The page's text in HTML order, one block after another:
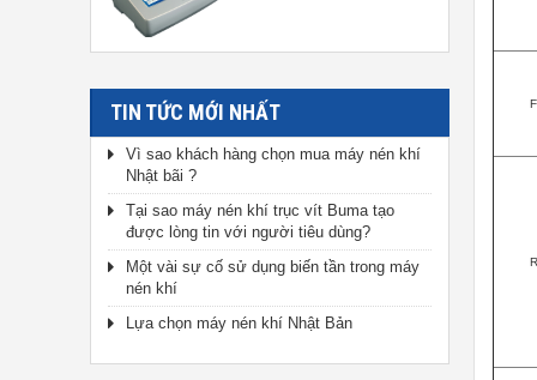
TIN TỨC MỚI NHẤT
Vì sao khách hàng chọn mua máy nén khí
Nhật bãi ?
Tại sao máy nén khí trục vít Buma tạo
được lòng tin với người tiêu dùng?
Một vài sự cố sử dụng biến tần trong máy
nén khí
Lựa chọn máy nén khí Nhật Bản